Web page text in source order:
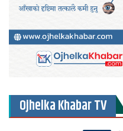
Ojhelka Khabar TV